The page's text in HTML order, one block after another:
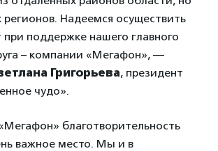
регионов. Надеемся осуществить
поддержке нашего главного
– компании «Мегафон», —
Григорьева, президент
чудо».
благотворительность
важное место. Мы и в